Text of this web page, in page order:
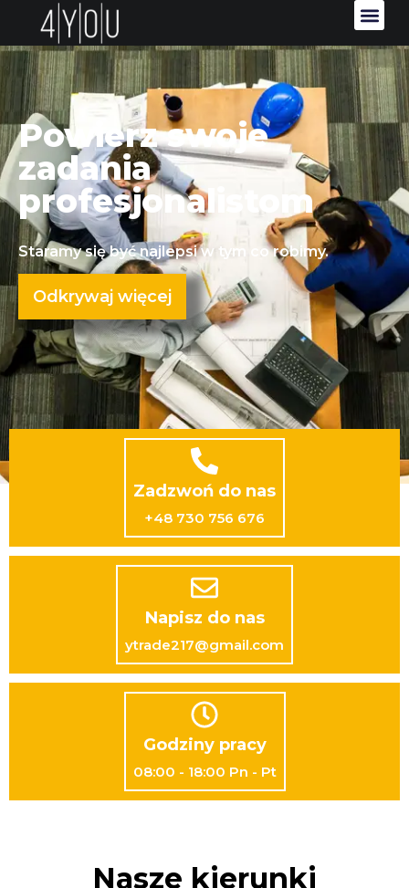
Powierz swoje
zadania
profesjonalistom
Staramy się być najlepsi w tym co robimy.
Odkrywaj więcej
Zadzwoń do nas
+48 730 756 676
Napisz do nas
ytrade217@gmail.com
Godziny pracy
08:00 - 18:00 Pn - Pt
Nasze kierunki